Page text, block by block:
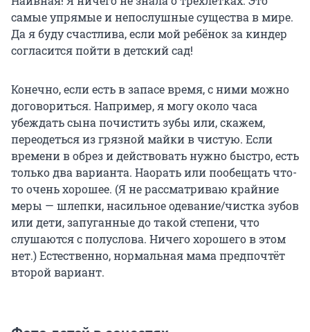
самые упрямые и непослушные существа в мире.
Да я буду счастлива, если мой ребёнок за киндер
согласится пойти в детский сад!
Конечно, если есть в запасе время, с ними можно
договориться. Например, я могу около часа
убеждать сына почистить зубы или, скажем,
переодеться из грязной майки в чистую. Если
времени в обрез и действовать нужно быстро, есть
только два варианта. Наорать или пообещать что-
то очень хорошее. (Я не рассматриваю крайние
меры — шлепки, насильное одевание/чистка зубов
или дети, запуганные до такой степени, что
слушаются с полуслова. Ничего хорошего в этом
нет.) Естественно, нормальная мама предпочтёт
второй вариант.